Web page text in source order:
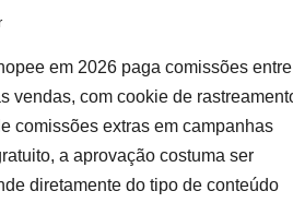
em 2026 paga comissões entre
vendas, com cookie de
comissões extras em campanhas
a aprovação costuma ser
diretamente do tipo de conteúdo